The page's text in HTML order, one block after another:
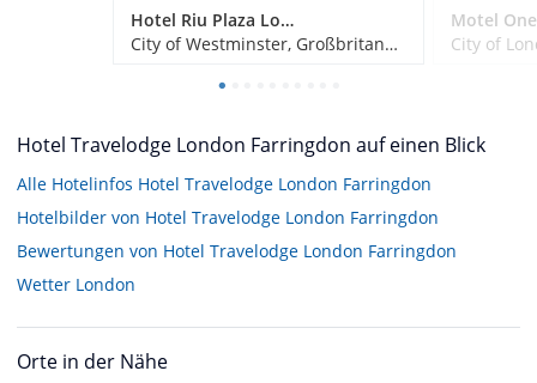
Hotel Riu Plaza London Victoria
City of Westminster, Großbritannien
City of
Hotel Travelodge London Farringdon auf einen Blick
Alle Hotelinfos Hotel Travelodge London Farringdon
Hotelbilder von Hotel Travelodge London Farringdon
Bewertungen von Hotel Travelodge London Farringdon
Wetter London
Orte in der Nähe